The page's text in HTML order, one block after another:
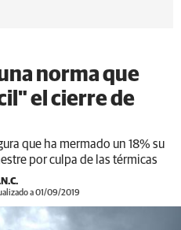
norma que
el cierre de
que ha mermado un 18% su
por culpa de las térmicas
a 01/09/2019